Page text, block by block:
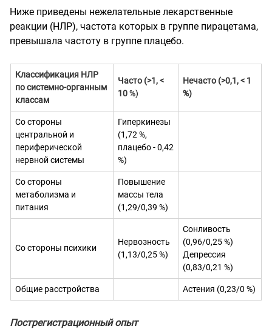
Ниже приведены нежелательные лекарственные
реакции (НЛР), частота которых в группе пирацетама,
превышала частоту в группе плацебо.
Классификация НЛР
по системно-органным
классам
Часто (>1, <
10%)
Нечасто (>0,1, < 1
%)
Со стороны
центральной и
периферической
нервной системы
Гиперкинезы
(1,72 %,
плацебо - 0,42
%)
Со стороны
метаболизма и
питания
Повышение
массы тела
(1,29/0,39 %)
Со стороны психики
Нервозность
(1,13/0,25 %)
Сонливость
(0,96/0,25 %)
Депрессия
(0,83/0,21 %)
Общие расстройства Астения (0,23/0 %)
Пострегистрационный опыт